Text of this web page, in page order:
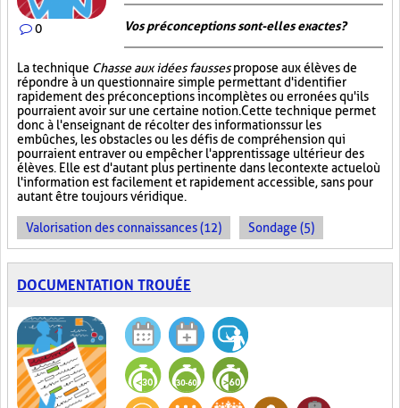
0 Vos préconceptions sont-elles exactes ?
La technique Chasse aux idées faussespropose aux élèves de
répondre à un questionnaire simple permettant d'identifier
rapidement des préconceptions incomplètes ou erronées qu'ils
pourraient avoir sur une certaine notion. Cette technique permet
donc à l'enseignant de récolter des informations sur les
embûches, les obstacles ou les défis de compréhension qui
pourraient entraver ou empêcher l'apprentissage ultérieur des
élèves. Elle est d'autant plus pertinente dans le contexte actuel où
l'information est facilement et rapidement accessible, sans pour
autant être toujours véridique.
Valorisation des connaissances (12) Sondage (5)
DOCUMENTATION TROUÉE